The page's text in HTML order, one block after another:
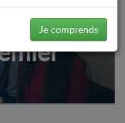
Je comprends
formation